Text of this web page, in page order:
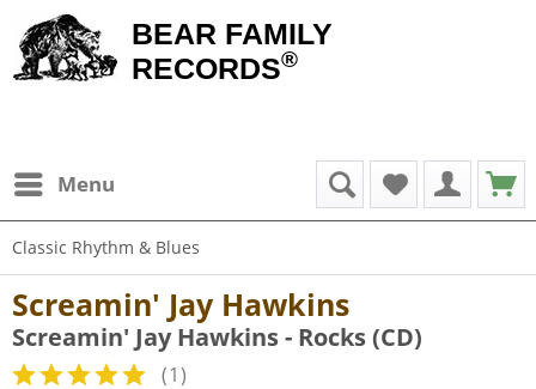
BEAR FAMILY
RECORDS®
Menu
Classic Rhythm & Blues
Screamin' Jay Hawkins
Screamin' Jay Hawkins - Rocks (CD)
(1)